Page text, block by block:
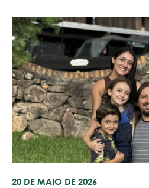
20 DE MAIO DE 2026